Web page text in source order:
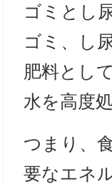
ゴミとし
ゴミ、し
肥料とし
水を高度
つまり、
要なエネ